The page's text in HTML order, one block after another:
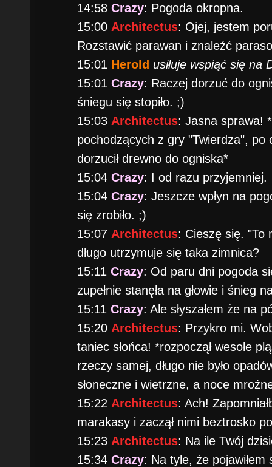
14:58Crazy: Pogoda okropna.
15:00 Architectus: Ojej, jestem
Rozstawić parawan i znaleźć
15:01 Herold usiłuje wspiąć się na
15:01Crazy: Raczej dorzuć do
śniegu się stopiło. ;)
15:03 Architectus: Jasna sprawa!
pochodzących z gry "Twierdza", po
dorzucił drewno do ogniska*
15:04Crazy: I od razu przyjemniej.
15:04Crazy: Jeszcze wpłyn na
się zrobiło. ;)
15:07 Architectus: Cieszę się. "To
długo utrzymuje się taka zimnica?
15:11Crazy: Od paru dni pogoda
zupełnie stanęła na głowie i śnieg
15:11Crazy: Ale słyszałem że na
15:20 Architectus: Przykro mi.
taniec słońca! *rozpoczął wesołe
rzeczy samej, długo nie było
słoneczne i wietrzne, a noce
15:22 Architectus: Ach!
marakasy i zaczął nimi beztrosko
15:23 Architectus: Na ile Twój
15:34Crazy: Na tyle, że